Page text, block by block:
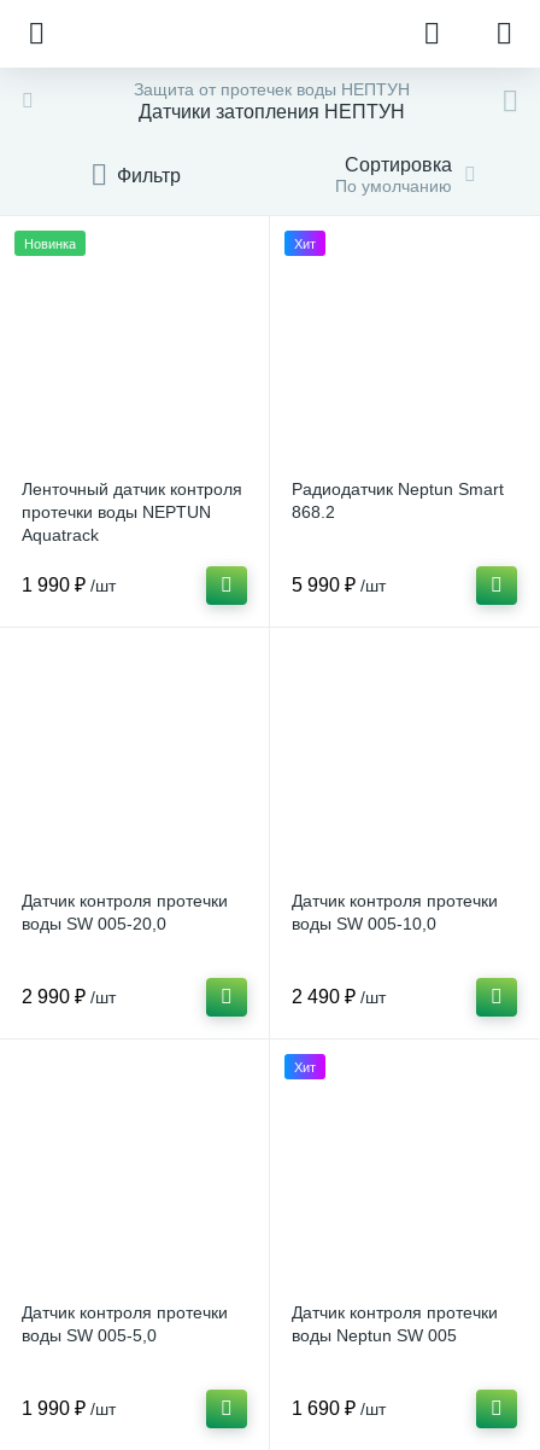
Защита от протечек воды НЕПТУН
Датчики затопления НЕПТУН
Фильтр Сортировка
По умолчанию
Новинка
Ленточный датчик контроля
протечки воды NEPTUN
Aquatrack
1 990 ₽ /шт
Хит
Радиодатчик Neptun Smart
868.2
5 990 ₽ /шт
Датчик контроля протечки
воды SW 005-20,0
2 990 ₽ /шт
Датчик контроля протечки
воды SW 005-10,0
2 490 ₽ /шт
Датчик контроля протечки
воды SW 005-5,0
1 990 ₽ /шт
Хит
Датчик контроля протечки
воды Neptun SW 005
1 690 ₽ /шт